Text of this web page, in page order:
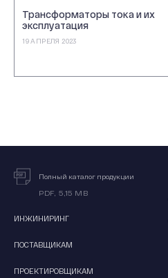
Трансформаторы тока и их
эксплуатация
19 АПРЕЛЯ 2023
Полный каталог продукции
PDF, 5,15 MB
ИНЖИНИРИНГ
ПОСТАВЩИКАМ
ПРОЕКТИРОВЩИКАМ